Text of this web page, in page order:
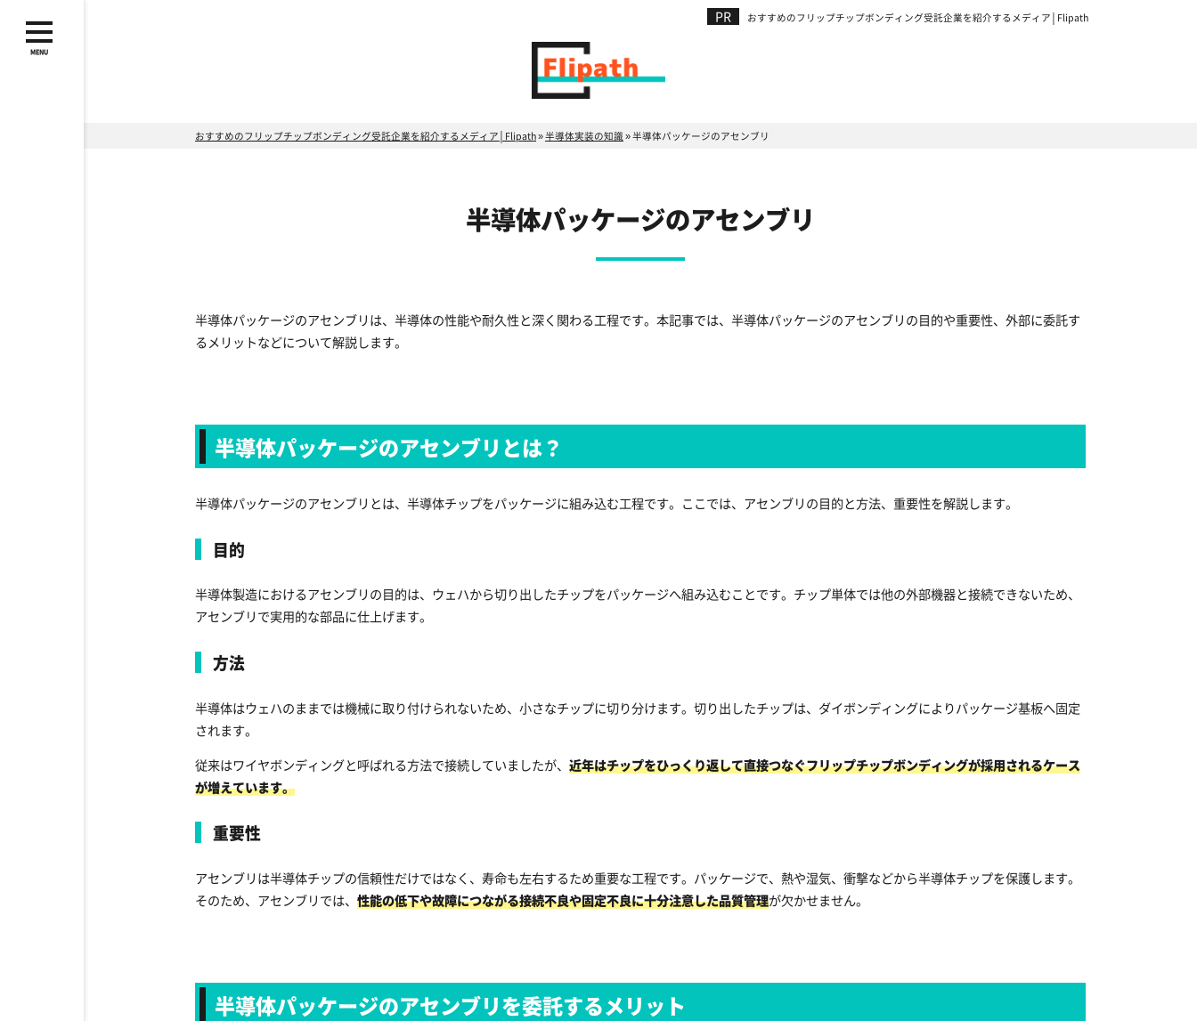
おすすめのフリップチップボンディング受託企業を紹介するメディア│Flipath
MENU
おすすめのフリップチップボンディング受託企業を紹介するメディア│Flipath»半導体実装の知識»半導体パッケージのアセンブリ
半導体パッケージのアセンブリ
半導体パッケージのアセンブリは、半導体の性能や耐久性と深く関わる工程です。本記事では、半導体パッケージのアセンブリの目的や重要性、外部に委託す
るメリットなどについて解説します。
半導体パッケージのアセンブリとは？
半導体パッケージのアセンブリとは、半導体チップをパッケージに組み込む工程です。ここでは、アセンブリの目的と方法、重要性を解説します。
目的
半導体製造におけるアセンブリの目的は、ウェハから切り出したチップをパッケージへ組み込むことです。チップ単体では他の外部機器と接続できないため、
アセンブリで実用的な部品に仕上げます。
方法
半導体はウェハのままでは機械に取り付けられないため、小さなチップに切り分けます。切り出したチップは、ダイボンディングによりパッケージ基板へ固定
されます。
従来はワイヤボンディングと呼ばれる方法で接続していましたが、 近年はチップをひっくり返して直接つなぐフリップチップボンディングが採用されるケース
が増えています。
重要性
アセンブリは半導体チップの信頼性だけではなく、寿命も左右するため重要な工程です。パッケージで、熱や湿気、衝撃などから半導体チップを保護します。
そのため、アセンブリでは、 性能の低下や故障につながる接続不良や固定不良に十分注意した品質管理が欠かせません。
半導体パッケージのアセンブリを委託するメリット